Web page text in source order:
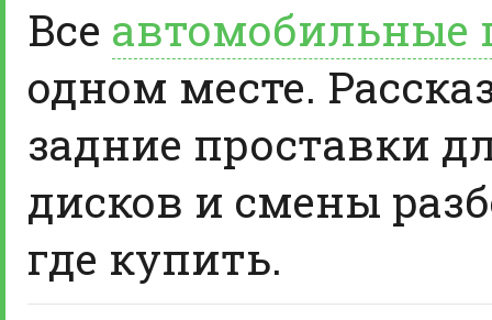
Все автомобильные
одном месте.
задние проставки
дисков и смены
где купить.